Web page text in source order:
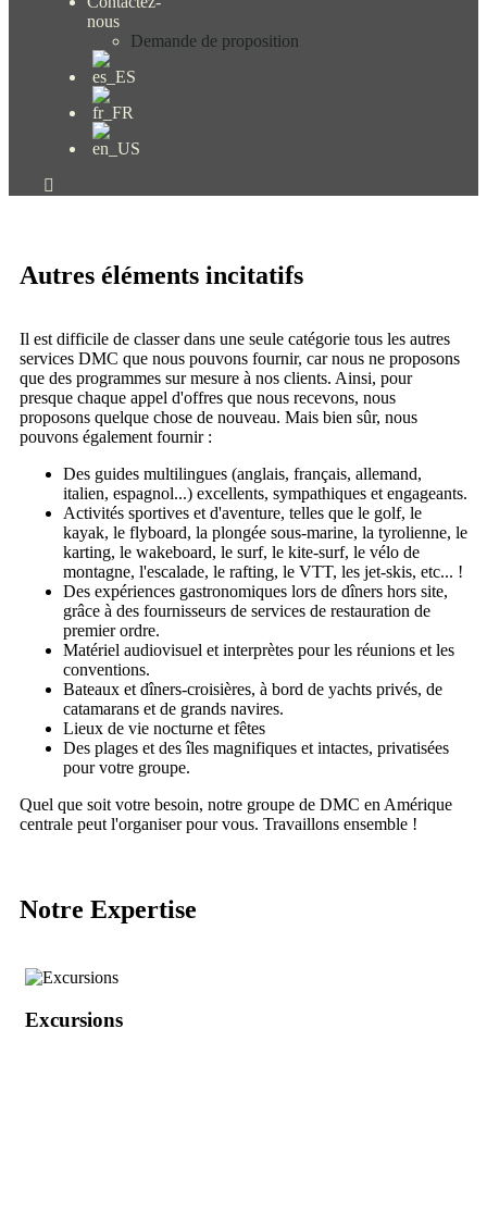
nous
Demande de proposition
Autres éléments incitatifs
Il est difficile de classer dans une seule catégorie tous les autres
services DMC que nous pouvons fournir, car nous ne proposons
que des programmes sur mesure à nos clients. Ainsi, pour
presque chaque appel d'offres que nous recevons, nous
proposons quelque chose de nouveau. Mais bien sûr, nous
pouvons également fournir :
Des guides multilingues (anglais, français, allemand,
italien, espagnol...) excellents, sympathiques et engageants.
Activités sportives et d'aventure, telles que le golf, le
kayak, le flyboard, la plongée sous-marine, la tyrolienne, le
karting, le wakeboard, le surf, le kite-surf, le vélo de
montagne, l'escalade, le rafting, le VTT, les jet-skis, etc... !
Des expériences gastronomiques lors de dîners hors site,
grâce à des fournisseurs de services de restauration de
premier ordre.
Matériel audiovisuel et interprètes pour les réunions et les
conventions.
Bateaux et dîners-croisières, à bord de yachts privés, de
catamarans et de grands navires.
Lieux de vie nocturne et fêtes
Des plages et des îles magnifiques et intactes, privatisées
pour votre groupe.
Quel que soit votre besoin, notre groupe de DMC en Amérique
centrale peut l'organiser pour vous. Travaillons ensemble !
Notre Expertise
Excursions